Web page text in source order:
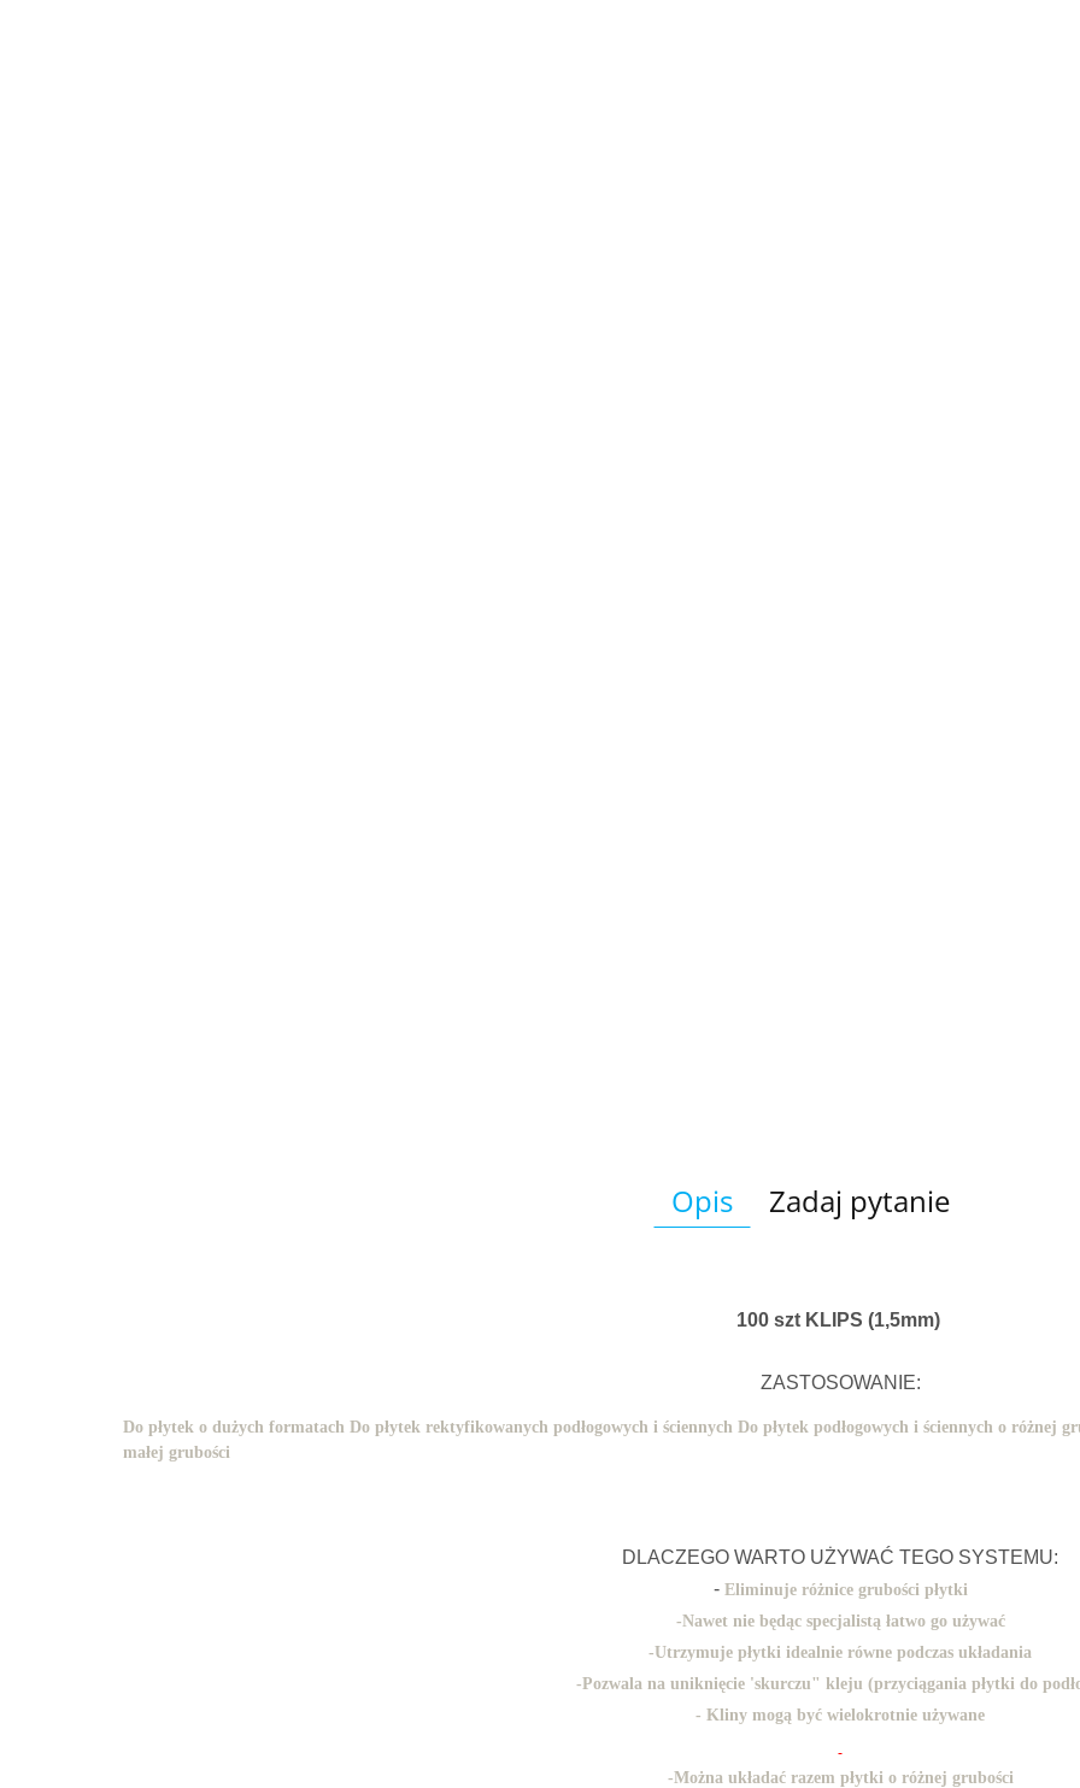
Opis Zadaj pytanie
100 szt KLIPS (1,5mm)
ZASTOSOWANIE:
Do płytek o dużych formatach Do płytek rektyfikowanych podłogowych i ściennych Do płytek podłogowych i ściennych o różnej
małej grubości
DLACZEGO WARTO UŻYWAĆ TEGO SYSTEMU:
- Eliminuje różnice grubości płytki
-Nawet nie będąc specjalistą łatwo go używać
-Utrzymuje płytki idealnie równe podczas układania
-Pozwala na uniknięcie 'skurczu" kleju (przyciągania płytki do
- Kliny mogą być wielokrotnie używane
-Można układać razem płytki o różnej grubości